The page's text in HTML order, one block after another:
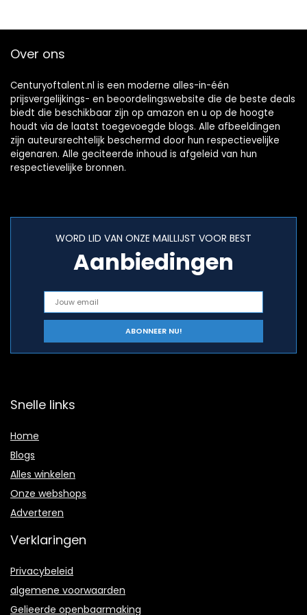
Over ons
Centuryoftalent.nl is een moderne alles-in-één
prijsvergelijkings- en beoordelingswebsite die de beste deals
biedt die beschikbaar zijn op amazon en u op de hoogte
houdt via de laatst toegevoegde blogs. Alle afbeeldingen
zijn auteursrechtelijk beschermd door hun respectievelijke
eigenaren. Alle geciteerde inhoud is afgeleid van hun
respectievelijke bronnen.
WORD LID VAN ONZE MAILLIJST VOOR BEST
Aanbiedingen
Snelle links
Home
Blogs
Alles winkelen
Onze webshops
Adverteren
Verklaringen
Privacybeleid
algemene voorwaarden
Gelieerde openbaarmaking